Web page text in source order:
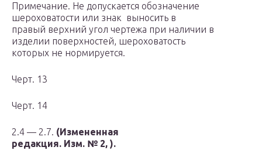
Примечание. Не допускается обозначение
шероховатости или знак выносить в
правый верхний угол чертежа при наличии в
изделии поверхностей, шероховатость
которых не нормируется.
Черт. 13
Черт. 14
2.4 — 2.7. (Измененная
редакция. Изм. № 2, ).